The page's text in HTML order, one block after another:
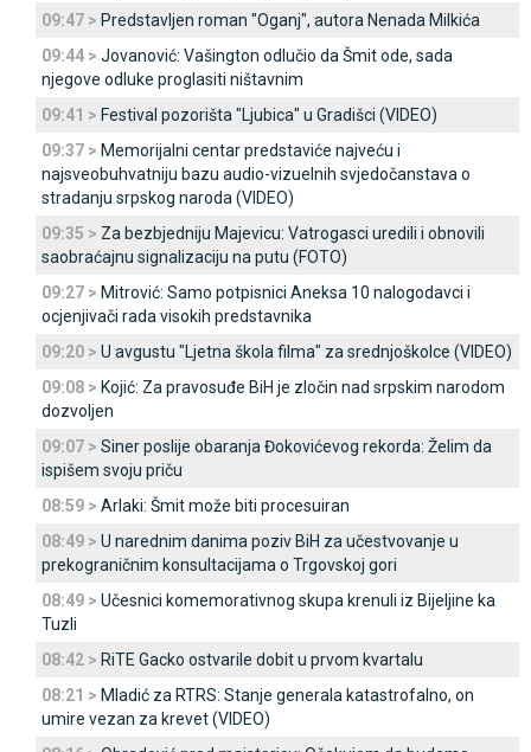
09:47 > Predstavljen roman "Oganj", autora Nenada Milkića
09:44 > Јovanović: Vašington odlučio da Šmit ode, sada
njegove odluke proglasiti ništavnim
09:41 > Festival pozorišta "Ljubica" u Gradišci (VIDEO)
09:37 > Memorijalni centar predstaviće najveću i
najsveobuhvatniju bazu audio-vizuelnih svjedočanstava o
stradanju srpskog naroda (VIDEO)
09:35 > Za bezbjedniju Majevicu: Vatrogasci uredili i obnovili
saobraćajnu signalizaciju na putu (FOTO)
09:27 > Mitrović: Samo potpisnici Aneksa 10 nalogodavci i
ocjenjivači rada visokih predstavnika
09:20 > U avgustu "Ljetna škola filma" za srednjoškolce (VIDEO)
09:08 > Kojić: Za pravosuđe BiH je zločin nad srpskim narodom
dozvoljen
09:07 > Siner poslije obaranja Đokovićevog rekorda: Želim da
ispišem svoju priču
08:59 > Arlaki: Šmit može biti procesuiran
08:49 > U narednim danima poziv BiH za učestvovanje u
prekograničnim konsultacijama o Trgovskoj gori
08:49 > Učesnici komemorativnog skupa krenuli iz Bijeljine ka
Tuzli
08:42 > RiTE Gacko ostvarile dobit u prvom kvartalu
08:21 > Mladić za RTRS: Stanje generala katastrofalno, on
umire vezan za krevet (VIDEO)